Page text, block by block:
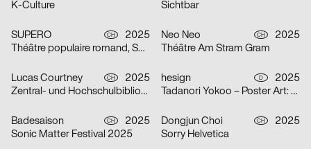
K-Culture
Sichtbar
SUPERO CH
2025
Théâtre populaire romand, Saison 2025/26
Neo Neo CH
2025
Théâtre Am Stram Gram
Lucas Courtney CH
2025
Zentral- und Hochschulbibliothek Luzern
hesign D
2025
Tadanori Yokoo – Poster Art: Original Posters from 1965 – 2025
Badesaison CH
2025
Sonic Matter Festival 2025
Dongjun Choi CH
2025
Sorry Helvetica